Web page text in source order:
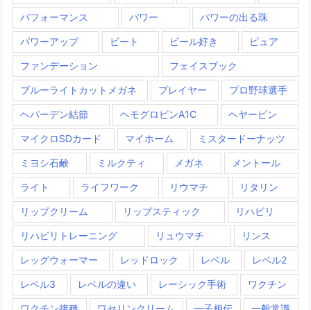
パフォーマンス パワー パワーの出る珠
パワーアップ ビート ビール好き ピュア
ファンデーション フェイスブック
ブルーライトカットメガネ プレイヤー プロ野球選手
ヘパーデン結節 ヘモグロビンA1C ヘヤーピン
マイクロSDカード マイホーム ミスタードーナッツ
ミヨシ石鹸 ミルクティ メガネ メントール
ライト ライフワーク リウマチ リタリン
リップクリーム リップスティック リハビリ
リハビリトレーニング リュウマチ リンス
レッグウォーマー レッドロック レベル レベル2
レベル3 レベルの違い レーシック手術 ワクチン